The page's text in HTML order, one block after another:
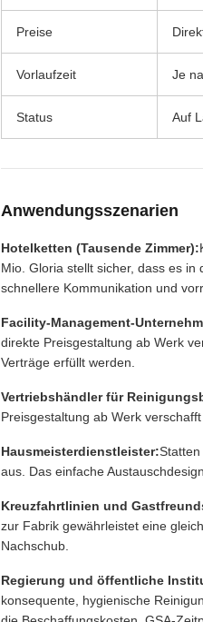
Preise
Vorlaufzeit Je
Status Auf
Anwendungsszenarien
Hotelketten (Tausende Zimmer):
Mio. Gloria stellt sicher, dass es
schnellere Kommunikation und
Facility-Management-
direkte Preisgestaltung ab Werk
Verträge erfüllt werden.
Vertriebshändler für
Preisgestaltung ab Werk
Hausmeisterdienstleister:
aus. Das einfache
Kreuzfahrtlinien und
zur Fabrik gewährleistet eine
Nachschub.
Regierung und öffentliche
konsequente, hygienische